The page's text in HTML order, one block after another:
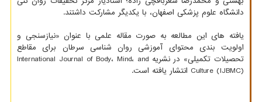
دانشگاه علوم پزشکی اصفهان، با یکدیگر مشارکت داشتند.
یافته های این مطالعه به صورت مقاله علمی با عنوان «نیازسنجی و
اولویت بندی محتوای آموزشی روان شناسی سرطان برای مقاطع
تحصیلات تکمیلی» در نشریه International Journal of Body، Mind، and
Culture (IJBMC) انتشار یافته است.